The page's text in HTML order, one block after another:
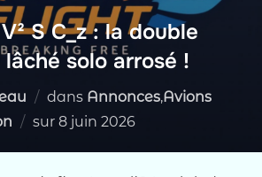
S C_z : la double
solo arrosé !
dans Annonces,Avions
sur Publié
8 juin 2026